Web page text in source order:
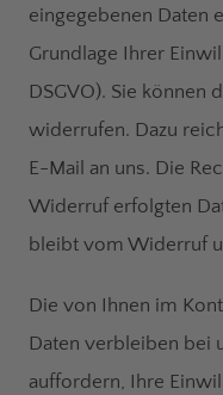
eingegebenen Daten
Grundlage Ihrer
DSGVO). Sie können
widerrufen. Dazu
E-Mail an uns. Die
Widerruf erfolgten
bleibt vom Widerruf
Die von Ihnen im
Daten verbleiben bei
auffordern, Ihre